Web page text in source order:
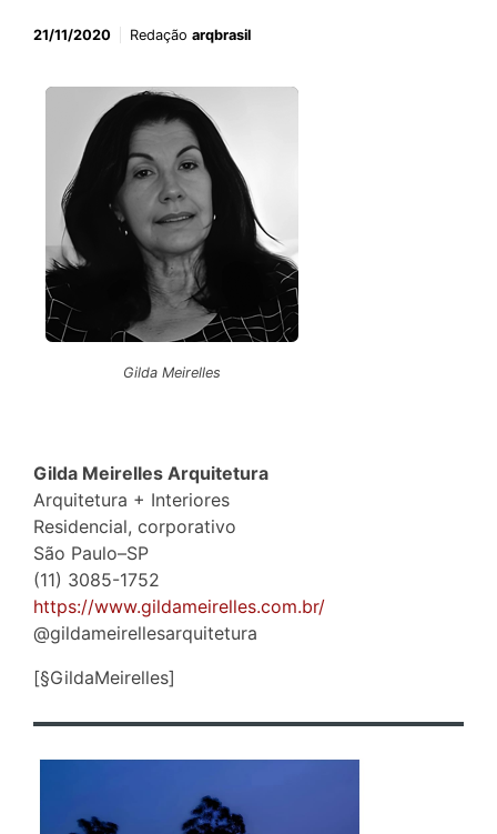
21/11/2020 Redação arqbrasil
Gilda Meirelles
Gilda Meirelles Arquitetura
Arquitetura + Interiores
Residencial, corporativo
São Paulo–SP
(11) 3085-1752
https://www.gildameirelles.com.br/
@gildameirellesarquitetura
[§GildaMeirelles]